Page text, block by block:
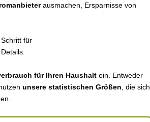
ausmachen, Ersparnisse von
für
für Ihren Haushalt ein. Entweder
unsere statistischen Größen , die sich